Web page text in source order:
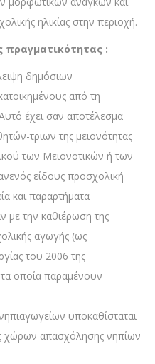
ηλικίας στην περιοχή.
πραγματικότητας :
δημόσιων
από τη
έχει σαν αποτέλεσμα
τριων της μειονότητας
των Μειονοτικών ή των
είδους προσχολική
και παραρτήματα
με την καθιέρωση της
αγωγής (ως
του 2006 της
οποία παραμένουν
υποκαθίσταται
χώρων απασχόλησης νηπίων